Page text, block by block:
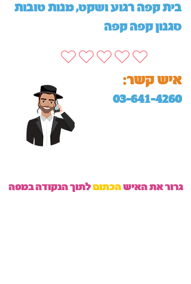
בית קפה רגוע ושקט, מנות טובות
סגנון קפה קפה
03-641-4260
:איש קשר
גרור את האישהכתוםלתוך הנקודה במפה